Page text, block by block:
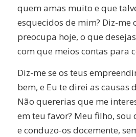
quem amas muito e que
esquecidos de mim? Diz-me
preocupa hoje, o que
com que meios contas para
Diz-me se os teus
bem, e Eu te direi as causas
Não quererias que me
em teu favor? Meu filho, sou
e conduzo-os docemente,